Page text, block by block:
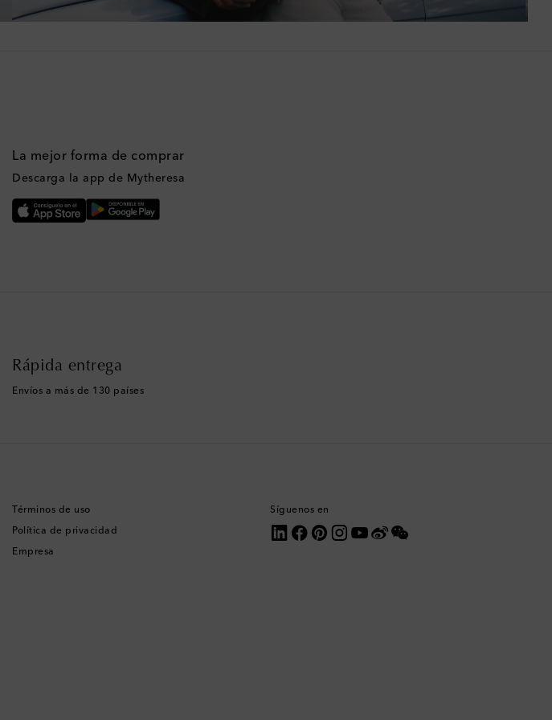
La mejor forma de comprar
Descarga la app de Mytheresa
Rápida entrega
Envíos a más de 130 países
Términos de uso
Política de privacidad
Empresa
Síguenos en
Dinamarca